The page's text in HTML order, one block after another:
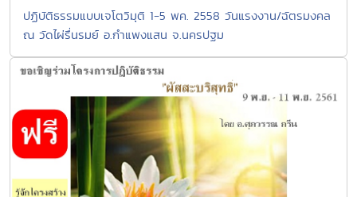
ปฏิบัติธรรมแบบเจโตวิมุติ 1-5 พค. 2558 วันแรงงาน/ฉัตรมงคล
ณ วัดไผ่รื่นรมย์ อ.กำแพงแสน จ.นครปฐม